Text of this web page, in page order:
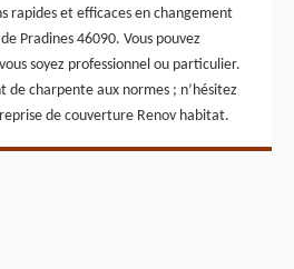
rapides et efficaces en changement
Pradines 46090. Vous pouvez
soyez professionnel ou particulier.
de charpente aux normes ; n’hésitez
de couverture Renov habitat.